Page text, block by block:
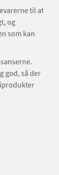
til at
og
som kan
god, så der